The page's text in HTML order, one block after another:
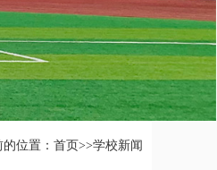
的位置：首页>>学校新闻